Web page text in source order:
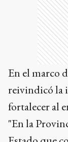
En el marco
reivindicó la
fortalecer al
"En la